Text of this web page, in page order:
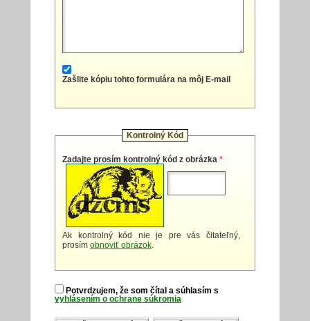
Zašlite kópiu tohto formulára na môj E-mail
Kontrolný Kód
Zadajte prosím kontrolný kód z obrázka *
Ak kontrolný kód nie je pre vás čitateľný,
prosím obnoviť obrázok.
Potvrdzujem, že som čítal a súhlasím s
vyhlásením o ochrane súkromia